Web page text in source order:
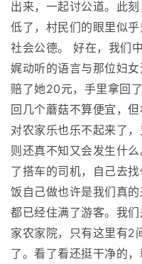
出来，一起讨公道。此
低了，村民们的眼里似
社会公德。 好在，我们
娓动听的语言与那位妇
赔了她20元，手里拿回
回几个蘑菇不算便宜，
对农家乐也乐不起来了
则还真不知又会发生什
了搭车的司机，自己去
饭自己做也许是我们真的
都已经住满了游客。我
家农家院，只有这里有2
了。看了看还挺干净的